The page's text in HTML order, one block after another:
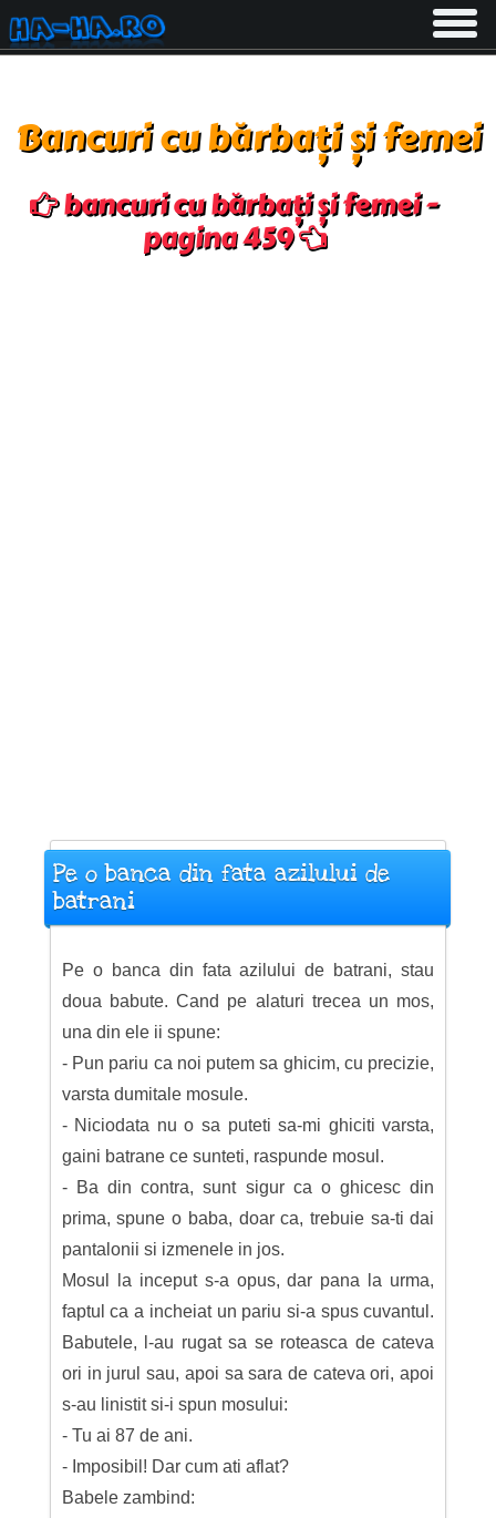
Toggle
Bancuri cu bărbați și femei
bancuri cu bărbați și femei -
pagina 459
Pe o banca din fata azilului de
batrani
Pe o banca din fata azilului de batrani, stau
doua babute. Cand pe alaturi trecea un mos,
una din ele ii spune:
- Pun pariu ca noi putem sa ghicim, cu precizie,
varsta dumitale mosule.
- Niciodata nu o sa puteti sa-mi ghiciti varsta,
gaini batrane ce sunteti, raspunde mosul.
- Ba din contra, sunt sigur ca o ghicesc din
prima, spune o baba, doar ca, trebuie sa-ti dai
pantalonii si izmenele in jos.
Mosul la inceput s-a opus, dar pana la urma,
faptul ca a incheiat un pariu si-a spus cuvantul.
Babutele, l-au rugat sa se roteasca de cateva
ori in jurul sau, apoi sa sara de cateva ori, apoi
s-au linistit si-i spun mosului:
- Tu ai 87 de ani.
- Imposibil! Dar cum ati aflat?
Babele zambind: